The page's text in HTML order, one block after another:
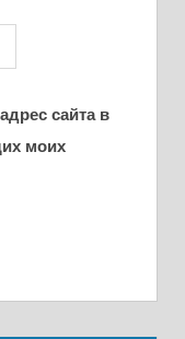
сайта в
моих